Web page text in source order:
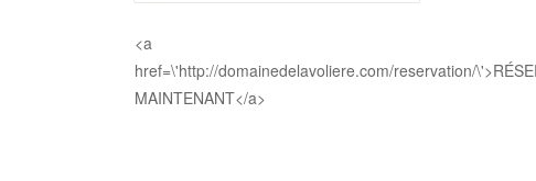
<a
href=\'http://domainedelavoliere.com/reservation/
MAINTENANT</a>